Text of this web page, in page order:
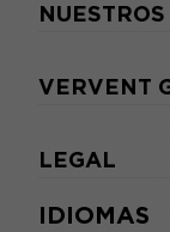
IDIOMAS
VERVENT
LEGAL